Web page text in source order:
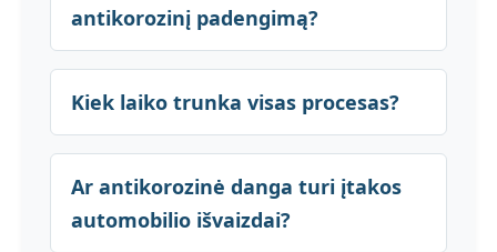
antikorozinį padengimą?
Kiek laiko trunka visas procesas?
Ar antikorozinė danga turi įtakos
automobilio išvaizdai?